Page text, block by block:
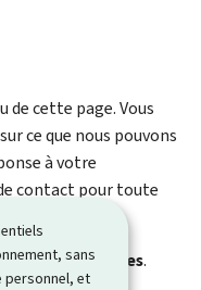
sans
personnel, et
de cette page. Vous
ce que nous pouvons
à votre
contact pour toute
) sontobligatoires.